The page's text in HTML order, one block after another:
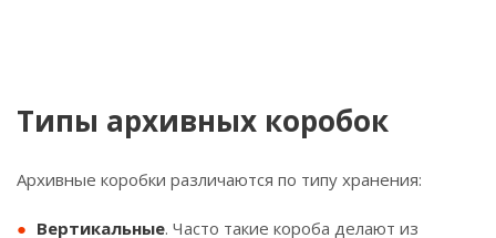
Типы архивных коробок
Архивные коробки различаются по типу хранения:
Вертикальные. Часто такие короба делают из